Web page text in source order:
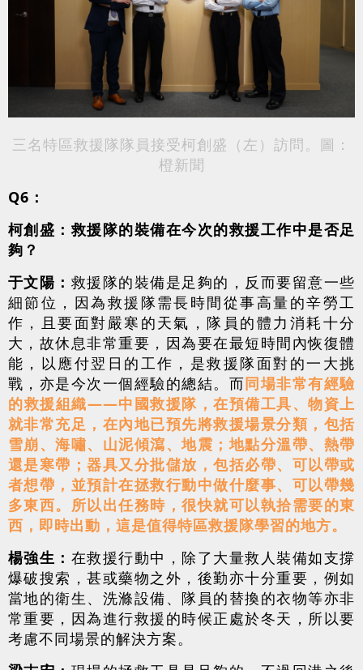
三名特區救援隊隊員接受柯創盛（左）訪問。圖：
橙新聞
Q6：
柯創盛：救援隊的裝備在今次的救援工作中是否足
夠？
于文陽： 救援隊的裝備是足夠的，反而要留意一些
細節位，因為救援隊需長時間從事高量的辛勞工
作，且要面對嚴寒的天氣，隊員的體力消耗十分
大，故休息非常重要，因為要在最短時間內恢復體
能，以應付翌日的工作，是救援隊面對的一大挑
戰，亦是今次一個經驗的總結。而同場非常有經驗
的救援組織——中國救援隊，在預備工具、物資上
就非常充足，在內地已預先將救援場景分類，包括
雪崩、海嘯、山泥傾瀉、地震；地點分溫帶、熱帶
還是寒帶；器具又分批儲放，包括必帶、可以帶或
者想帶，並預計在拯救行動中做什麼事、可以帶幾
多東西。所以出任務時，很快就可以執拾需要的東
西，即時出動，這是值得特區救援隊學習的地方。
楊強生： 在救援行動中，除了大量救人裝備如支撐
爆破搜索，甚或藥物之外，後勤亦十分重要，例如
當地的衛生、洗滌設備、隊員的替換的衣物等亦非
常重要，因為進行救援的時候正處於冬天，所以要
考慮不同場景的解決方案。